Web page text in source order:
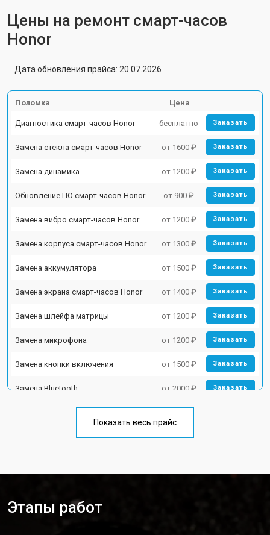
Цены на ремонт смарт-часов
Honor
Дата обновления прайса: 20.07.2026
Поломка Цена
Диагностика смарт-часов Honor бесплатно Заказать
Замена стекла смарт-часов Honor от 1600 ₽ Заказать
Замена динамика от 1200 ₽ Заказать
Обновление ПО смарт-часов Honor от 900 ₽ Заказать
Замена вибро смарт-часов Honor от 1200 ₽ Заказать
Замена корпуса смарт-часов Honor от 1300 ₽ Заказать
Замена аккумулятора от 1500 ₽ Заказать
Замена экрана смарт-часов Honor от 1400 ₽ Заказать
Замена шлейфа матрицы от 1200 ₽ Заказать
Замена микрофона от 1200 ₽ Заказать
Замена кнопки включения от 1500 ₽ Заказать
Замена Bluetooth от 2000 ₽ Заказать
Показать весь прайс
Этапы работ